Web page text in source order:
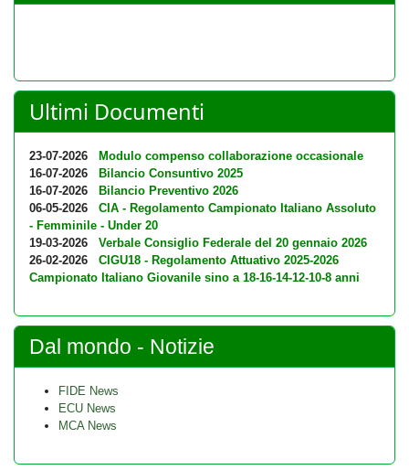
Ultimi Documenti
23-07-2026
Modulo compenso collaborazione occasionale
16-07-2026
Bilancio Consuntivo 2025
16-07-2026
Bilancio Preventivo 2026
06-05-2026
CIA - Regolamento Campionato Italiano Assoluto
- Femminile - Under 20
19-03-2026
Verbale Consiglio Federale del 20 gennaio 2026
26-02-2026
CIGU18 - Regolamento Attuativo 2025-2026
Campionato Italiano Giovanile sino a 18-16-14-12-10-8 anni
Dal mondo - Notizie
FIDE News
ECU News
MCA News